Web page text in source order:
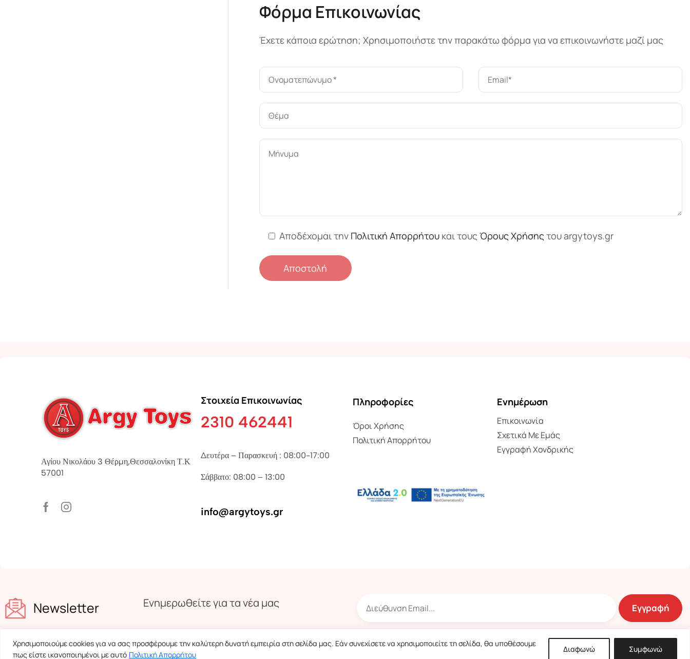
Χρησιμοποιούμε cookies για να σας προσφέρουμε την καλύτερη δυνατή εμπειρία στη σελίδα μας. Εάν συνεχίσετε να χρησιμοποιείτε τη σελίδα, θα υποθέσουμε
πως είστε ικανοποιημένοι με αυτό Πολιτική Απορρήτου
Διαφωνώ Συμφωνώ
Φόρμα Επικοινωνίας
Έχετε κάποια ερώτηση; Χρησιμοποιήστε την παρακάτω φόρμα για να επικοινωνήστε μαζί μας
Αποδέχομαι την Πολιτική Απορρήτουκαι τουςΌρους Χρήσηςτου argytoys.gr
Αγίου Νικολάου 3 Θέρμη,Θεσσαλονίκη Τ.Κ
57001
Στοιχεία Επικοινωνίας
2310 462441
Δευτέρα – Παρασκευή : 08:00-17:00
Σάββατο: 08:00 – 13:00
info@argytoys.gr
Πληροφορίες
Όροι Χρήσης
Πολιτική Απορρήτου
Ενημέρωση
Επικοινωνία
Σχετικά Με Εμάς
Εγγραφή Χονδρικής
Newsletter Ενημερωθείτε για τα νέα μας